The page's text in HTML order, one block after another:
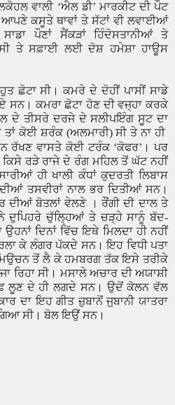
ਵਾਲੀ ‘ਐਲ ਡੀ’ ਮਾਰਕੀਟ ਦੀ ਪੌਟ
ਕਸੂਤੇ ਥਾਵਾਂ ਤੇ ਸੱਟਾਂ ਵੀ ਲਵਾਈਆਂ
ਪੌਣਾਂ ਸੈਂਕੜਾਂ ਹਿੰਦੋਸਤਾਨੀਆਂ ਤੇ
ਸੀ ਤੇ ਸਫ਼ਾਈ ਲਈ ਦੋਸ਼ ਹਮੇਸ਼ਾ ਹਾਊਸ
ਛੋਟਾ ਸੀ। ਕਮਰੇ ਦੇ ਦੋਹੀਂ ਪਾਸੀਂ ਸਾਡੇ
ਸਨ। ਕਮਰਾ ਛੋਟਾ ਹੋਣ ਦੀ ਵਜ੍ਹਾ ਕਰਕੇ
ਦੇ ਤੀਸਰੇ ਦਰਜੇ ਦੇ ਸਲੀਪਇੰਗ ਸੂਟ ਦਾ
ਤਾਂ ਕੋਈ ਸ਼ਰੰਕ (ਅਲਮਾਰੀ) ਸੀ ਤੇ ਨਾ ਹੀ
ਰੱਖਣ ਵਾਸਤੇ ਕੋਈ ਟਰੰਕ ‘ਕੋਫਰ’ ।ਪਰ
ਕਿਸੇ ਰੜੇ ਰਾਜੇ ਦੇ ਰੰਗ ਮਹਿਲ ਤੋਂ ਘੱਟ ਨਹੀਂ
ਹੀ ਖਾਲੀ ਕੰਧਾਂ ਕੁਦਰਤੀ ਲਿਬਾਸ
ਤਸਵੀਰਾਂ ਨਾਲ ਭਰ ਦਿਤੀਆਂ ਸਨ।
ਦੀਆਂ ਬੋਤਲਾਂ ਵੇਲਣੇ । ਰੌਂਗੀ ਦੀ ਦਾਲ ਤੇ
ਦੁਪਿਹਰੇ ਚੁੱਲ੍ਹਿਆਂ ਤੇ ਚੜ੍ਹੇ ਸਾਨੂੰ ਬੱਦ-
ਦਿਨਾਂ ਵਿੱਚ ਇਥੇ ਮਿਲਦਾ ਹੀ ਨਹੀਂ
ਕੇ ਲੰਗਰ ਪੱਕਦੇ ਸਨ। ਇਹ ਵਿਧੀ ਪਤਾ
ਤੋਂ ਲੈ ਕੇ ਹਮਬਰਗ ਤੱਕ ਇਸੇ ਤਰੀਕੇ
ਰਿਹਾ ਸੀ। ਮਸਾਲੇ ਅਚਾਰ ਦੀ ਅਯਾਸ਼ੀ
ਲੂਣ ਦੇ ਹੀ ਲਗਦੇ ਸਨ। ਉਦੋਂ ਕੋਲਨ ਵੱਲ
ਦਾ ਇਹ ਗੀਤ ਜ਼ੁਬਾਨੋਂ ਜੁ਼ਬਾਨੀ ਯਾਤਰਾ
ਗਿਆ ਸੀ। ਬੋਲ ਇਉਂ ਸਨ।